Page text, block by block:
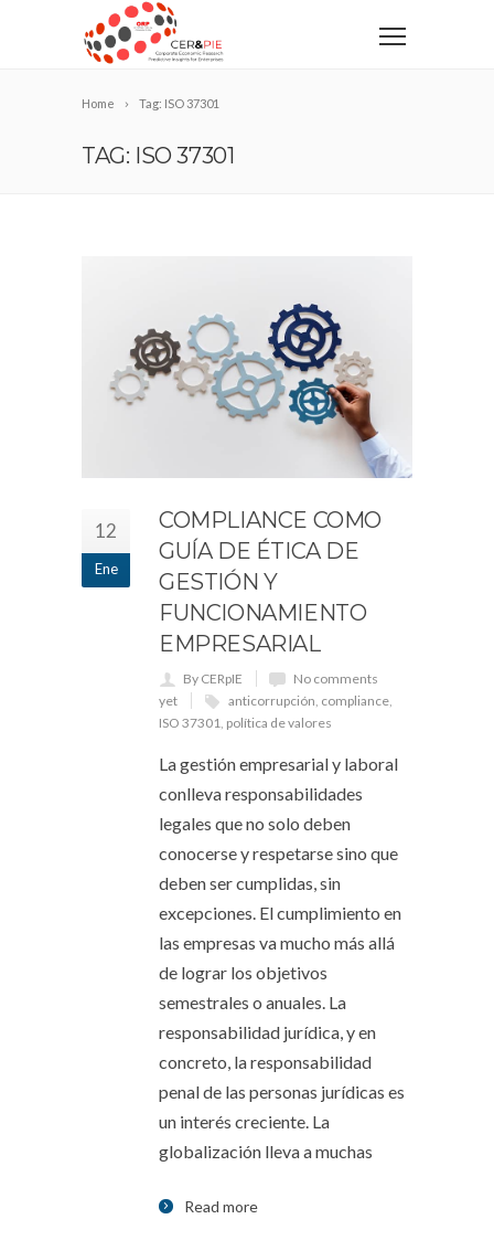
Home Tag: ISO 37301
TAG: ISO 37301
12
Ene
COMPLIANCE COMO
GUÍA DE ÉTICA DE
GESTIÓN Y
FUNCIONAMIENTO
EMPRESARIAL
By CERpIE
No comments
yet
anticorrupción compliance
ISO 37301 política de valores
La gestión empresarial y laboral
conlleva responsabilidades
legales que no solo deben
conocerse y respetarse sino que
deben ser cumplidas, sin
excepciones. El cumplimiento en
las empresas va mucho más allá
de lograr los objetivos
semestrales o anuales. La
responsabilidad jurídica, y en
concreto, la responsabilidad
penal de las personas jurídicas es
un interés creciente. La
globalización lleva a muchas
Read more